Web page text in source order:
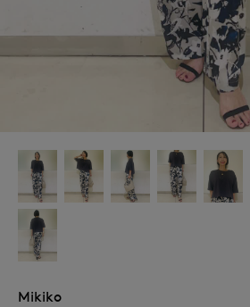
Mikiko